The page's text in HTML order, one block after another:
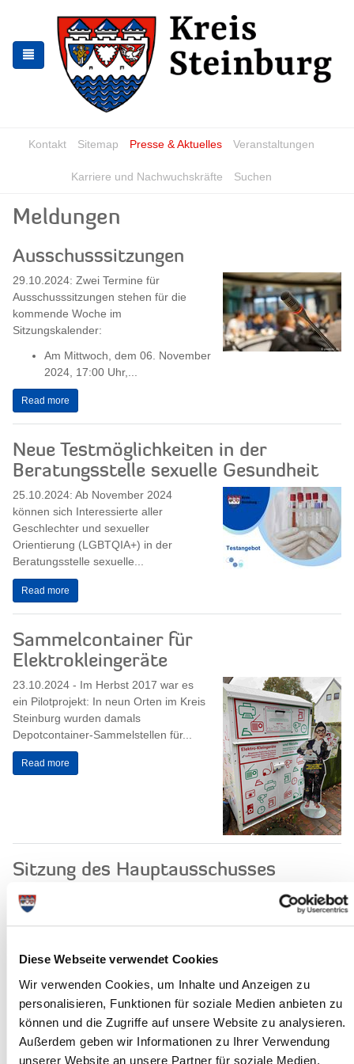
Diese Webseite verwendet Cookies
Wir verwenden Cookies, um Inhalte und Anzeigen zu
personalisieren, Funktionen für soziale Medien anbieten zu
können und die Zugriffe auf unsere Website zu analysieren.
Außerdem geben wir Informationen zu Ihrer Verwendung
unserer Website an unsere Partner für soziale Medien,
springen
springen
Kontakt Sitemap Presse & Aktuelles Veranstaltungen
Karriere und Nachwuchskräfte Suchen
Meldungen
Ausschusssitzungen
29.10.2024: Zwei Termine für
Ausschusssitzungen stehen für die
kommende Woche im
Sitzungskalender:
Am Mittwoch, dem 06. November
2024, 17:00 Uhr,...
Read more
Neue Testmöglichkeiten in der
Beratungsstelle sexuelle Gesundheit
25.10.2024: Ab November 2024
können sich Interessierte aller
Geschlechter und sexueller
Orientierung (LGBTQIA+) in der
Beratungsstelle sexuelle...
Read more
Sammelcontainer für
Elektrokleingeräte
23.10.2024 - Im Herbst 2017 war es
ein Pilotprojekt: In neun Orten im Kreis
Steinburg wurden damals
Depotcontainer-Sammelstellen für...
Read more
Sitzung des Hauptausschusses
23.10.2024: Am Mittwoch, dem 30.
Oktober 2024, um 17:00 Uhr, tagt der
Hauptausschuss des Steinburger
Kreistagssaal,...
Read more
1,5 Meter für mehr Sicherheit: Wie ein